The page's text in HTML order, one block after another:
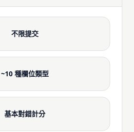
不限提交
~10 種欄位類型
基本對錯計分